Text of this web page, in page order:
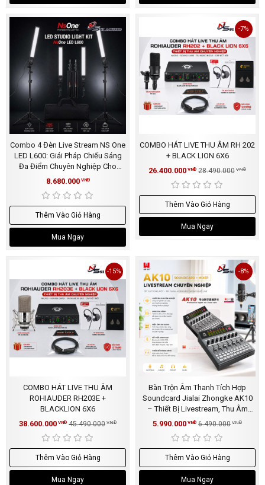
Combo 4 Đèn Live Stream NS One
LED L600: Giải Pháp Chiếu Sáng
Đa Điểm Chuyên Nghiệp Cho
Studio
8.680.000 VNĐ
Thêm Vào Giỏ Hàng
Mua Ngay
COMBO HÁT LIVE THU ÂM RH 202
+ BLACK LION 6X6
26.400.000 VNĐ 28.490.000 VNĐ
-7%
Thêm Vào Giỏ Hàng
Mua Ngay
COMBO HÁT LIVE THU ÂM
ROHIAUDER RH203E +
BLACKLION 6X6
38.600.000 VNĐ 45.490.000 VNĐ
-15%
Thêm Vào Giỏ Hàng
Mua Ngay
Bàn Trộn Âm Thanh Tích Hợp
Soundcard Jialai Zhongke AK10
– Thiết Bị Livestream, Thu Âm
Flagship
5.990.000 VNĐ 6.490.000 VNĐ
-8%
Thêm Vào Giỏ Hàng
Mua Ngay